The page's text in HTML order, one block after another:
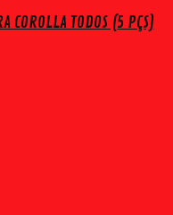
COROLLA TODOS (5 PÇS)